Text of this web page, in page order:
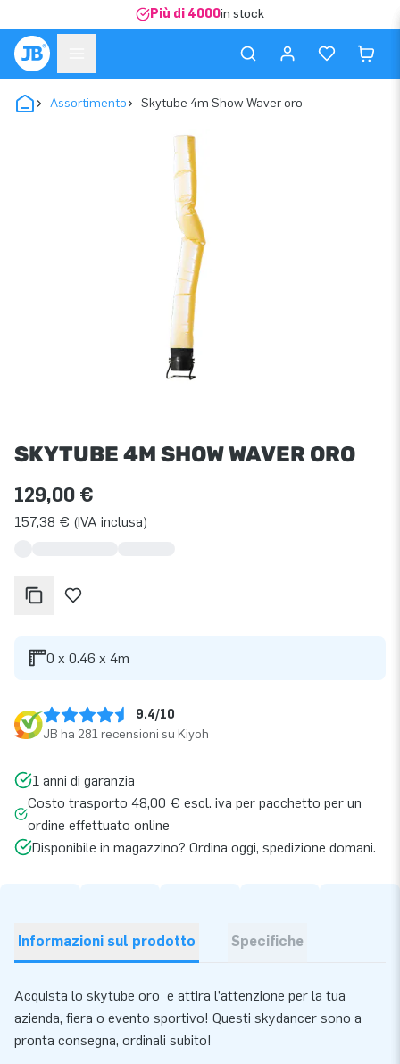
Più di 4000in stock
Assortimento Skytube 4m Show Waver oro
SKYTUBE 4M SHOW WAVER ORO
129,00 €
157,38 € (IVA inclusa)
0 x 0.46 x 4m
9.4/10
JB ha 281 recensioni su Kiyoh
1 anni di garanzia
Costo trasporto 48,00 € escl. iva per pacchetto per un
ordine effettuato online
Disponibile in magazzino? Ordina oggi, spedizione domani.
Informazioni sul prodotto Specifiche
Acquista lo skytube oro e attira l’attenzione per la tua
azienda, fiera o evento sportivo! Questi skydancer sono a
pronta consegna, ordinali subito!